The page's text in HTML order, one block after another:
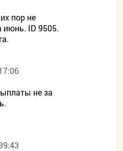
пор не
июнь. ID 9505.
не за